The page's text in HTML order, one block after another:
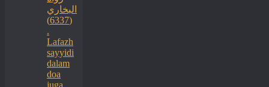
البخاري
(6337)
.
Lafazh
sayyidi
dalam
doa